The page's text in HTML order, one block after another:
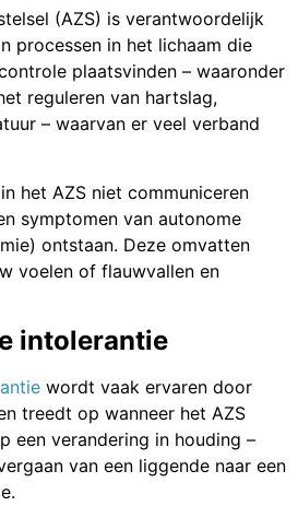
(AZS) is verantwoordelijk
processen in het lichaam die
plaatsvinden – waaronder
reguleren van hartslag,
– waarvan er veel verband
het AZS niet communiceren
symptomen van autonome
ontstaan. Deze omvatten
voelen of flauwvallen en
intolerantie
wordt vaak ervaren door
treedt op wanneer het AZS
een verandering in houding –
van een liggende naar een